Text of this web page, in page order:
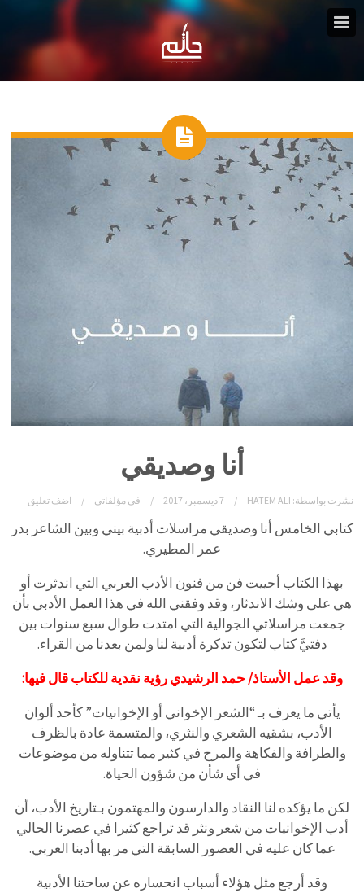
أنا وصديقي
نشرت بواسطة: HATEM ALI 7 ديسمبر، 2017 فيمؤلفاتي اضف تعليق
كتابي الخامس أنا وصديقي مراسلات أدبية بيني وبين الشاعر بدر
عمر المطيري.
بهذا الكتاب أحييت فن من فنون الأدب العربي التي اندثرت أو
هي على وشك الاندثار، وقد وفقني الله في هذا العمل الأدبي بأن
جمعت مراسلاتي الجوالية التي امتدت طوال سبع سنوات بين
دفتيَّ كتاب لتكون تذكرة أدبية لنا ولمن بعدنا من القراء.
وقد عمل الأستاذ/ حمد الرشيدي رؤية نقدية للكتاب قال فيها:
يأتي ما يعرف بـ “الشعر الإخواني أو الإخوانيات” كأحد ألوان
الأدب، بشقيه الشعري والنثري، والمتسمة عادة بالظرف
والطرافة والفكاهة والمرح في كثير مما تتناوله من موضوعات
في أي شأن من شؤون الحياة.
لكن ما يؤكده لنا النقاد والدارسون والمهتمون بـتاريخ الأدب، أن
أدب الإخوانيات من شعر ونثر قد تراجع كثيرا في عصرنا الحالي
عما كان عليه في العصور السابقة التي مر بها أدبنا العربي.
وقد أرجع مثل هؤلاء أسباب انحساره عن ساحتنا الأدبية